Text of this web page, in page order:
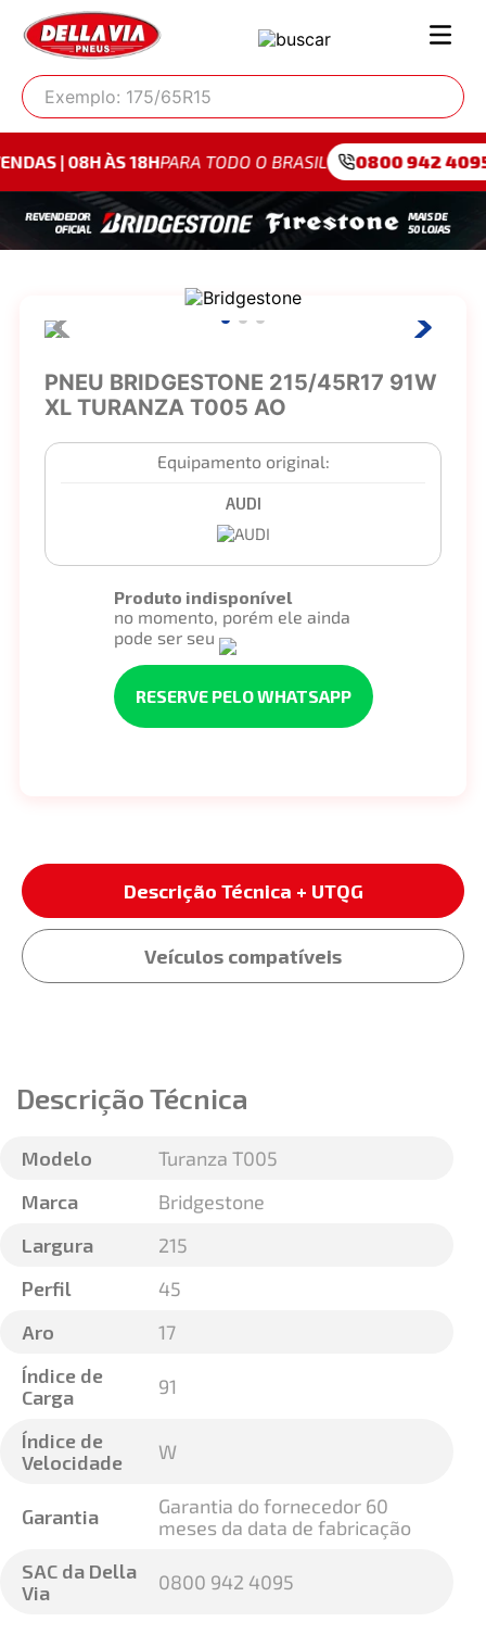
Exemplo: 175/65R15
ÀS 18HPARA TODO O BRASIL 0800 942 4095 PARA
PNEU BRIDGESTONE 215/45R17 91W
XL TURANZA T005 AO
Equipamento original:
AUDI
Produto indisponível
no momento, porém ele ainda
pode ser seu
RESERVE PELO WHATSAPP
Descrição Técnica + UTQG
Veículos compatíveis
Descrição Técnica
Modelo
Turanza T005
Marca
Bridgestone
Largura
215
Perfil
45
Aro
17
Índice de
Carga
91
Índice de
Velocidade
W
Garantia
Garantia do fornecedor 60
meses da data de fabricação
SAC da Della
Via
0800 942 4095